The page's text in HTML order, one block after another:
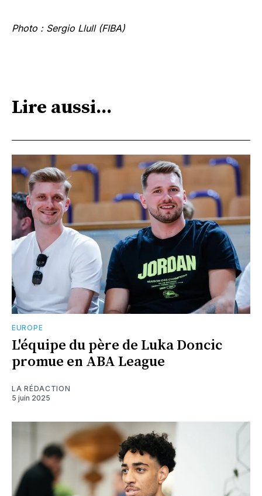
Photo : Sergio Llull (FIBA)
Lire aussi...
EUROPE
L'équipe du père de Luka Doncic
promue en ABA League
LA RÉDACTION
5 juin 2025